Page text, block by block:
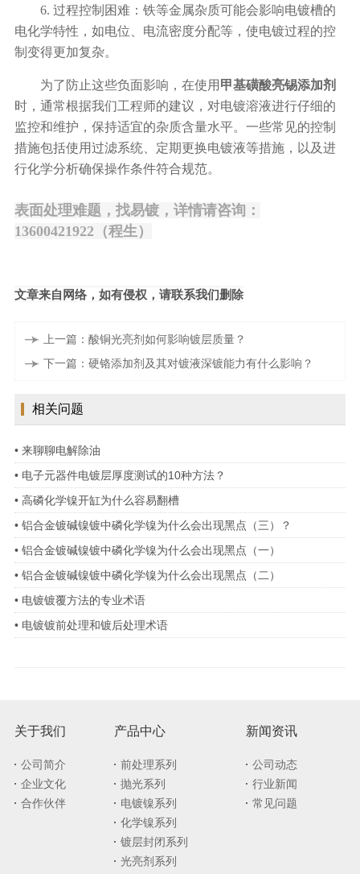
6. 过程控制困难：铁等金属杂质可能会影响电镀槽的
电化学特性，如电位、电流密度分配等，使电镀过程的控
制变得更加复杂。
为了防止这些负面影响，在使用 甲基磺酸亮锡添加剂
时，通常根据我们工程师的建议，对电镀溶液进行仔细的
监控和维护，保持适宜的杂质含量水平。一些常见的控制
措施包括使用过滤系统、定期更换电镀液等措施，以及进
行化学分析确保操作条件符合规范。
表面处理难题，找易镀， 详情请咨询：
13600421922（程生）
文章来自网络，如有侵权，请联系我们删除
上一篇：酸铜光亮剂如何影响镀层质量？
下一篇：硬铬添加剂及其对镀液深镀能力有什么影响？
相关问题
• 来聊聊电解除油
• 电子元器件电镀层厚度测试的10种方法？
• 高磷化学镍开缸为什么容易翻槽
• 铝合金镀碱镍镀中磷化学镍为什么会出现黑点（三）？
• 铝合金镀碱镍镀中磷化学镍为什么会出现黑点（一）
• 铝合金镀碱镍镀中磷化学镍为什么会出现黑点（二）
• 电镀镀覆方法的专业术语
• 电镀镀前处理和镀后处理术语
关于我们
公司简介
企业文化
合作伙伴
产品中心
前处理系列
抛光系列
电镀镍系列
化学镍系列
镀层封闭系列
光亮剂系列
新闻资讯
公司动态
行业新闻
常见问题